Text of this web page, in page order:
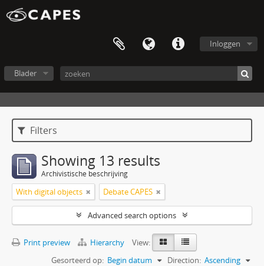
Inloggen
Blader
Filters
Showing 13 results
Archivistische beschrijving
With digital objects Debate CAPES
Advanced search options
Print preview Hierarchy
View:
Gesorteerd op: Begin datum Direction: Ascending